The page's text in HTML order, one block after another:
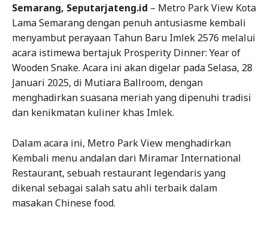
Semarang, Seputarjateng.id – Metro Park View Kota
Lama Semarang dengan penuh antusiasme kembali
menyambut perayaan Tahun Baru Imlek 2576 melalui
acara istimewa bertajuk Prosperity Dinner: Year of
Wooden Snake. Acara ini akan digelar pada Selasa, 28
Januari 2025, di Mutiara Ballroom, dengan
menghadirkan suasana meriah yang dipenuhi tradisi
dan kenikmatan kuliner khas Imlek.
Dalam acara ini, Metro Park View menghadirkan
Kembali menu andalan dari Miramar International
Restaurant, sebuah restaurant legendaris yang
dikenal sebagai salah satu ahli terbaik dalam
masakan Chinese food.